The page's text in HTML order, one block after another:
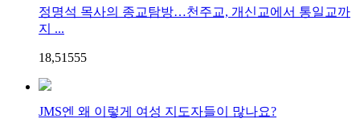
정명석 목사의 종교탐방…천주교, 개신교에서 통일교까
지 ...
18,51555
JMS엔 왜 이렇게 여성 지도자들이 많나요?